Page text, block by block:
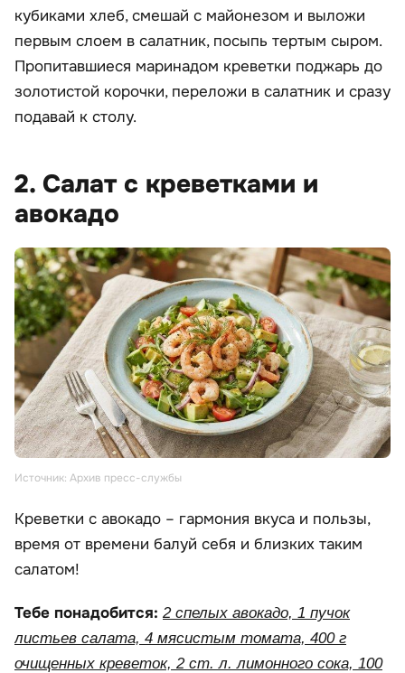
кубиками хлеб, смешай с майонезом и выложи
первым слоем в салатник, посыпь тертым сыром.
Пропитавшиеся маринадом креветки поджарь до
золотистой корочки, переложи в салатник и сразу
подавай к столу.
2. Салат с креветками и
авокадо
Источник: Архив пресс-службы
Креветки с авокадо – гармония вкуса и пользы,
время от времени балуй себя и близких таким
салатом!
Тебе понадобится: 2 спелых авокадо, 1 пучок
листьев салата, 4 мясистым томата, 400 г
очищенных креветок, 2 ст. л. лимонного сока, 100